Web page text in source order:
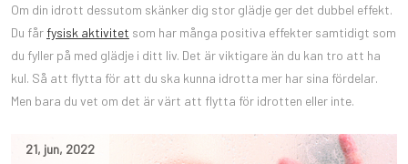
Om din idrott dessutom skänker dig stor glädje ger det dubbel effekt.
Du får fysisk aktivitet som har många positiva effekter samtidigt som
du fyller på med glädje i ditt liv. Det är viktigare än du kan tro att ha
kul. Så att flytta för att du ska kunna idrotta mer har sina fördelar.
Men bara du vet om det är värt att flytta för idrotten eller inte.
21, jun, 2022